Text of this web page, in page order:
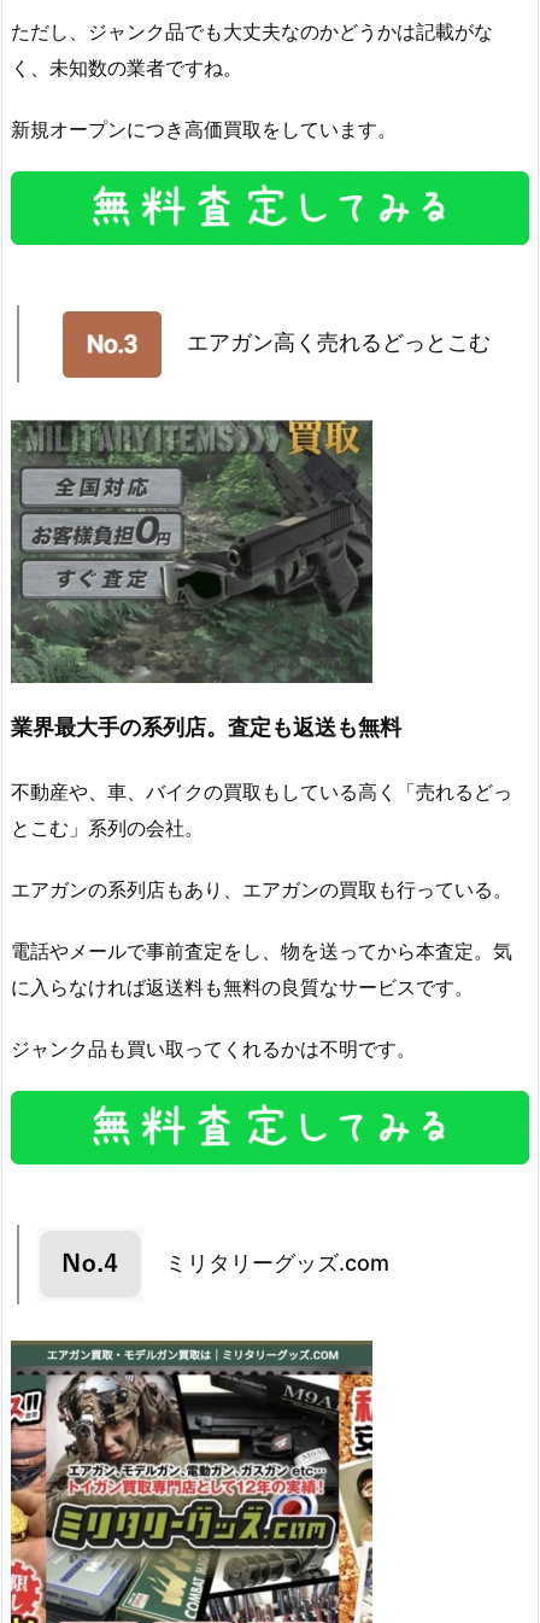
ただし、ジャンク品でも大丈夫なのかどうかは記載がな
く、未知数の業者ですね。
新規オープンにつき高価買取をしています。
エアガン高く売れるどっとこむ
業界最大手の系列店。査定も返送も無料
不動産や、車、バイクの買取もしている高く「売れるどっ
とこむ」系列の会社。
エアガンの系列店もあり、エアガンの買取も行っている。
電話やメールで事前査定をし、物を送ってから本査定。気
に入らなければ返送料も無料の良質なサービスです。
ジャンク品も買い取ってくれるかは不明です。
ミリタリーグッズ.com